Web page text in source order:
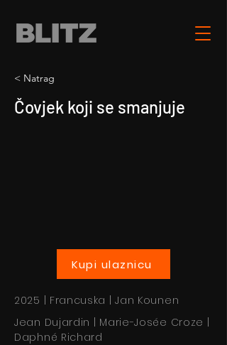
< Natrag
Čovjek koji se smanjuje
Kupi ulaznicu
2025 | Francuska | Jan Kounen
Jean Dujardin | Marie-Josée Croze |
Daphné Richard